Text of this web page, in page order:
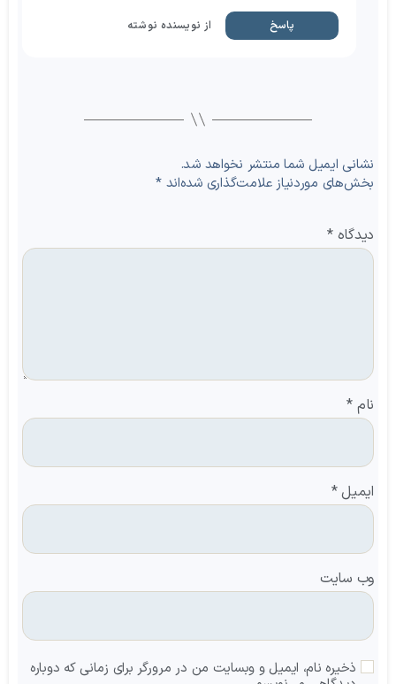
پاسخ از نویسنده نوشته
نشانی ایمیل شما منتشر نخواهد شد.
بخش‌های موردنیاز علامت‌گذاری شده‌اند*
دیدگاه*
نام *
ایمیل*
وب‌ سایت
ذخیره نام، ایمیل و وبسایت من در مرورگر برای زمانی که دوباره